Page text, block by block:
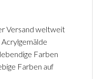
Versand weltweit
Farben
Farben auf